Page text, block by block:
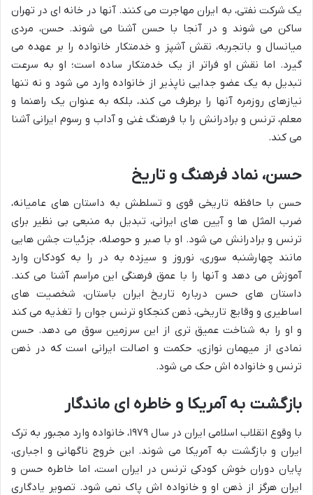
یک شرکت نفتی، به ایران مهاجرت می کنند. آنها در خانه ای در تهران
ساکن می شوند و در آنجا با حسن آشنا می شوند. حسن، مردی
میانسال و باتجربه، نقش آشپز و خدمتکار خانواده را بر عهده می
گیرد. اما نقش او فراتر از یک خدمتکار ساده است؛ او به سرعت
تبدیل به یک عضو جدایی ناپذیر از خانواده وارد می شود و نه تنها
نیازهای روزمره آنها را برطرف می کند، بلکه به عنوان یک راهنما و
معلم، ترنس و برادرانش را با فرهنگ غنی و آداب و رسوم ایرانی آشنا
می کند.
حسن، نماد فرهنگ و تاریخ
حسن با حافظه تاریخی قوی و تسلطش به داستان های عامیانه،
ضرب المثل ها و آیین های ایرانی، تبدیل به منبعی بی نظیر برای
ترنس و برادرانش می شود. او با صبر و حوصله، جزئیات جشن هایی
مانند چهارشنبه سوری، نوروز و سیزده به در را به کودکان وارد
آموزش می دهد و آنها را با عمق فرهنگی این مراسم آشنا می کند.
داستان های حسن درباره تاریخ ایران باستان، شخصیت های
اساطیری و وقایع تاریخی، ذهن کنجکاو ترنس جوان را تغذیه می کند
و او را به شناخت عمیق تری از این سرزمین سوق می دهد. حسن
نمادی از میهمان نوازی، حکمت و اصالت ایرانی است که در ذهن
ترنس و خانواده اش حک می شود.
بازگشت به آمریکا و خاطره ای ماندگار
با وقوع انقلاب اسلامی ایران در سال ۱۹۷۹، خانواده وارد مجبور به ترک
ایران و بازگشت به آمریکا می شوند. این خروج ناگهانی و اجباری،
پایان دوران خوش کودکی ترنس در ایران است، اما خاطره حسن و
ایران هرگز از ذهن او و خانواده اش پاک نمی شود. تصویر یادگاری